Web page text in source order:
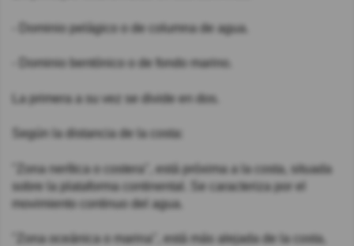
- Dominio pelágico o de columna de agua.
- Dominio bentónico o de fondo marino.
La primera a su vez se divide en dos.
Según la distancia de la costa:
"Zona nerítica o costera", está próxima a la costa, situada
sobre la plataforma continental. Se caracteriza por el
movimiento continuo del agua.
"Zona oceánica o marina", está más alejada de la costa,